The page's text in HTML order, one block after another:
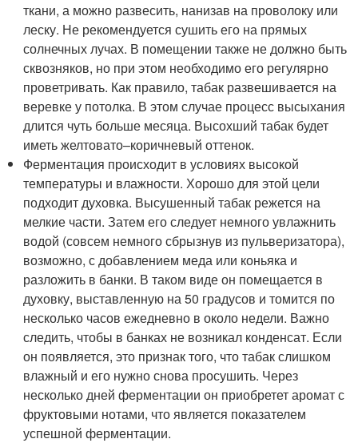
ткани, а можно развесить, нанизав на проволоку или
леску. Не рекомендуется сушить его на прямых
солнечных лучах. В помещении также не должно быть
сквозняков, но при этом необходимо его регулярно
проветривать. Как правило, табак развешивается на
веревке у потолка. В этом случае процесс высыхания
длится чуть больше месяца. Высохший табак будет
иметь желтовато–коричневый оттенок.
Ферментация происходит в условиях высокой
температуры и влажности. Хорошо для этой цели
подходит духовка. Высушенный табак режется на
мелкие части. Затем его следует немного увлажнить
водой (совсем немного сбрызнув из пульверизатора),
возможно, с добавлением меда или коньяка и
разложить в банки. В таком виде он помещается в
духовку, выставленную на 50 градусов и томится по
несколько часов ежедневно в около недели. Важно
следить, чтобы в банках не возникал конденсат. Если
он появляется, это признак того, что табак слишком
влажный и его нужно снова просушить. Через
несколько дней ферментации он приобретет аромат с
фруктовыми нотами, что является показателем
успешной ферментации.